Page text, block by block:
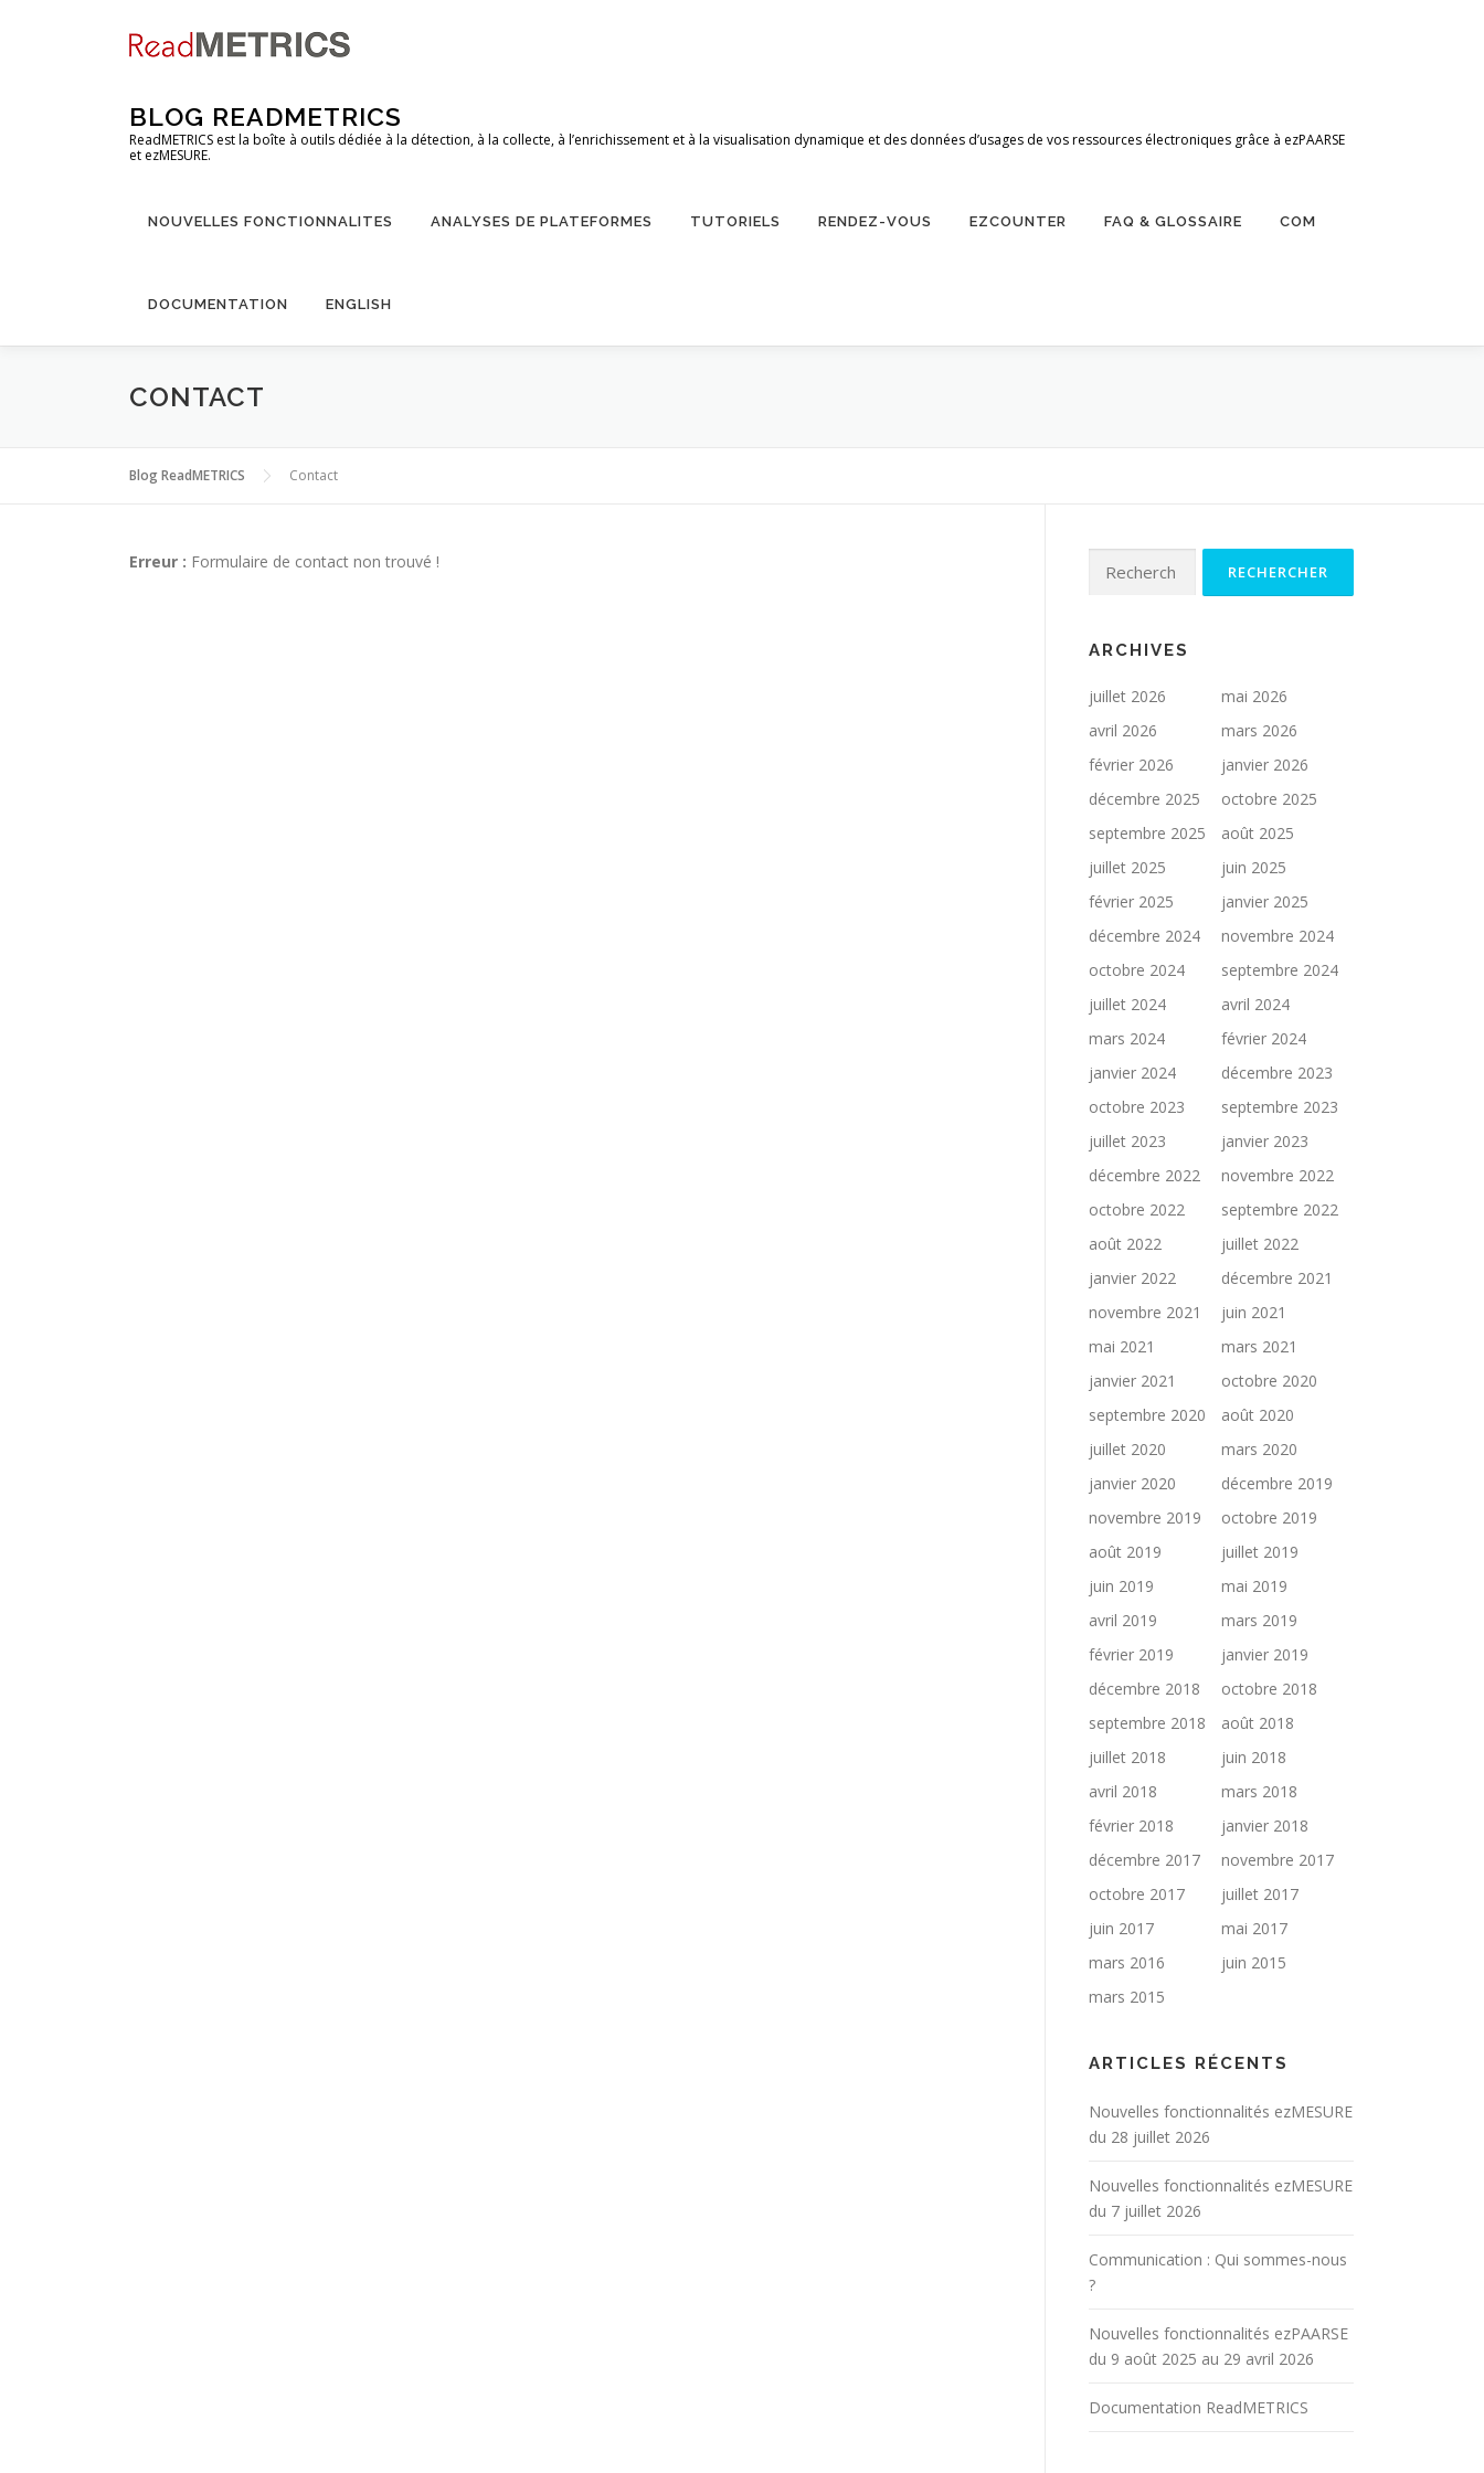
BLOG READMETRICS
ReadMETRICS est la boîte à outils dédiée à la détection, à la collecte, à l’enrichissement et à la visualisation dynamique et des données d’usages de vos ressources électroniques grâce à ezPAARSE
et ezMESURE.
NOUVELLES FONCTIONNALITES ANALYSES DE PLATEFORMES TUTORIELS RENDEZ-VOUS EZCOUNTER FAQ & GLOSSAIRE COM
DOCUMENTATION ENGLISH
CONTACT
Blog ReadMETRICS Contact
Erreur : Formulaire de contact non trouvé !
ARCHIVES
juillet 2026
mai 2026
avril 2026
mars 2026
février 2026
janvier 2026
décembre 2025
octobre 2025
septembre 2025
août 2025
juillet 2025
juin 2025
février 2025
janvier 2025
décembre 2024
novembre 2024
octobre 2024
septembre 2024
juillet 2024
avril 2024
mars 2024
février 2024
janvier 2024
décembre 2023
octobre 2023
septembre 2023
juillet 2023
janvier 2023
décembre 2022
novembre 2022
octobre 2022
septembre 2022
août 2022
juillet 2022
janvier 2022
décembre 2021
novembre 2021
juin 2021
mai 2021
mars 2021
janvier 2021
octobre 2020
septembre 2020
août 2020
juillet 2020
mars 2020
janvier 2020
décembre 2019
novembre 2019
octobre 2019
août 2019
juillet 2019
juin 2019
mai 2019
avril 2019
mars 2019
février 2019
janvier 2019
décembre 2018
octobre 2018
septembre 2018
août 2018
juillet 2018
juin 2018
avril 2018
mars 2018
février 2018
janvier 2018
décembre 2017
novembre 2017
octobre 2017
juillet 2017
juin 2017
mai 2017
mars 2016
juin 2015
mars 2015
ARTICLES RÉCENTS
Nouvelles fonctionnalités ezMESURE
du 28 juillet 2026
Nouvelles fonctionnalités ezMESURE
du 7 juillet 2026
Communication : Qui sommes-nous
?
Nouvelles fonctionnalités ezPAARSE
du 9 août 2025 au 29 avril 2026
Documentation ReadMETRICS